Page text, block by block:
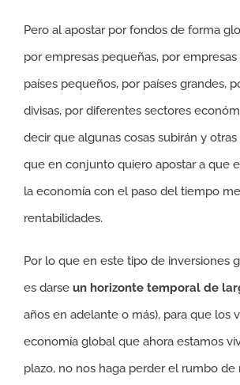
Pero al apostar por fondos de forma
por empresas pequeñas, por
países pequeños, por países grandes,
divisas, por diferentes sectores
decir que algunas cosas subirán y
que en conjunto quiero apostar a que
la economía con el paso del tiempo
rentabilidades.
Por lo que en este tipo de inversiones
es darse un horizonte temporal de
años en adelante o más), para que los
economía global que ahora estamos
plazo, no nos haga perder el rumbo de